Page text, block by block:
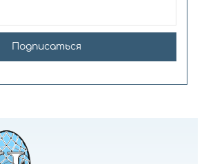
Подписаться